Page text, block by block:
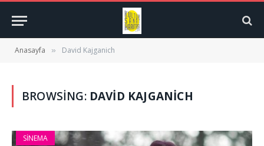
Anasayfa » David Kajganich
BROWSING: DAVID KAJGANICH
SINEMA